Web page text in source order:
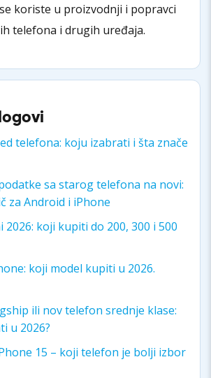
koriste u proizvodnji i popravci
telefona i drugih uređaja.
telefona: koju izabrati i šta znače
sa starog telefona na novi:
za Android i iPhone
koji kupiti do 200, 300 i 500
koji model kupiti u 2026.
ili nov telefon srednje klase:
u 2026?
15 – koji telefon je bolji izbor